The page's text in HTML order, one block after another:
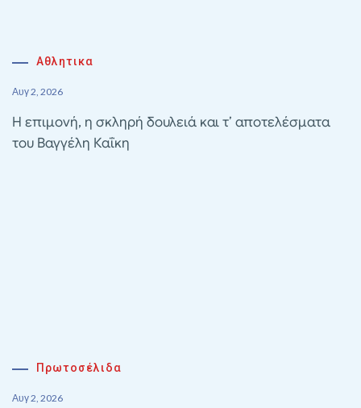
Αθλητικα
Αυγ 2, 2026
Η επιμονή, η σκληρή δουλειά και τ’ αποτελέσματα
του Βαγγέλη Καΐκη
Πρωτοσέλιδα
Αυγ 2, 2026